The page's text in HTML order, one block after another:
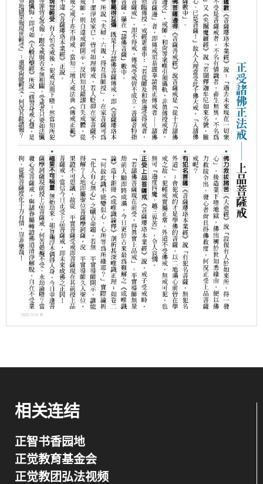
相关连结
正智书香园地
正觉教育基金会
正觉教团弘法视频